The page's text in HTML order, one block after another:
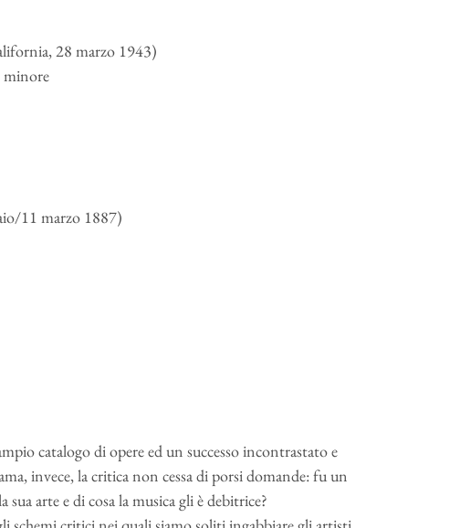
28 marzo 1943)
minore
11 marzo 1887)
catalogo di opere ed un successo incontrastato e
invece, la critica non cessa di porsi domande: fu un
arte e di cosa la musica gli è debitrice?